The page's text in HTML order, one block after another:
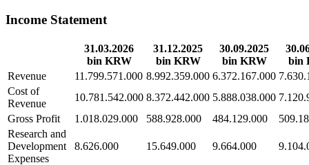
Income Statement
31.03.2026
bin KRW
31.12.2025
bin KRW
30.09.2025
bin KRW
bin
Revenue
11.799.571.000 8.992.359.000 6.372.167.000
Cost of
Revenue
10.781.542.000 8.372.442.000 5.888.038.000
Gross Profit
1.018.029.000 588.928.000 484.129.000
Research and
Development
Expenses
8.626.000 15.649.000 9.664.000